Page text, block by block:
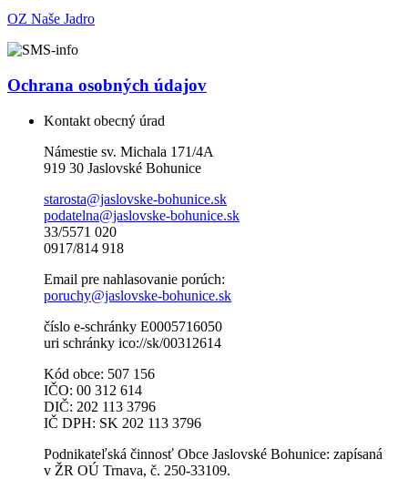
OZ Naše Jadro
Ochrana osobných údajov
Kontakt obecný úrad
Námestie sv. Michala 171/4A
919 30 Jaslovské Bohunice
starosta@jaslovske-bohunice.sk
podatelna@jaslovske-bohunice.sk
33/5571 020
0917/814 918
Email pre nahlasovanie porúch:
poruchy@jaslovske-bohunice.sk
číslo e-schránky E0005716050
uri schránky ico://sk/00312614
Kód obce: 507 156
IČO: 00 312 614
DIČ: 202 113 3796
IČ DPH: SK 202 113 3796
Podnikateľská činnosť Obce Jaslovské Bohunice: zapísaná
v ŽR OÚ Trnava, č. 250-33109.